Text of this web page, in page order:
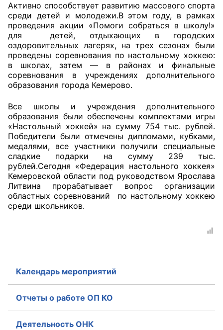
Документы ОП КО
Регламент ОП КО
Кодекс этики ОП КО
Положения
Соглашения
Рекомендации
Порядок работы ЦОН
Аппарат ОП КО
УСТАВ ГКУ “АППАРАТ ОП КО”
Доходы руководителя за 2024 г.
Активно способствует развитию массового спорта
среди детей и молодежи.В этом году, в рамках
проведения акции «Помоги собраться в школу!»
для детей, отдыхающих в городских
оздоровительных лагерях, на трех сезонах были
проведены соревнования по настольному хоккею:
в школах, затем — в районах и финальные
соревнования в учреждениях дополнительного
образования города Кемерово.
Все школы и учреждения дополнительного
образования были обеспечены комплектами игры
«Настольный хоккей» на сумму 754 тыс. рублей.
Победители были отмечены дипломами, кубками,
медалями, все участники получили специальные
сладкие подарки на сумму 239 тыс.
рублей.Сегодня «Федерация настольного хоккея»
Кемеровской области под руководством Ярослава
Литвина прорабатывает вопрос организации
областных соревнований по настольному хоккею
среди школьников.
Календарь мероприятий
Отчеты о работе ОП КО
Деятельность ОНК